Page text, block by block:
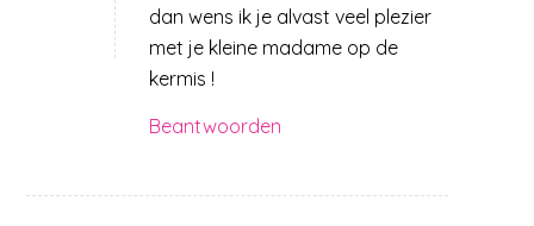
dan wens ik je alvast veel plezier
met je kleine madame op de
kermis !
Beantwoorden